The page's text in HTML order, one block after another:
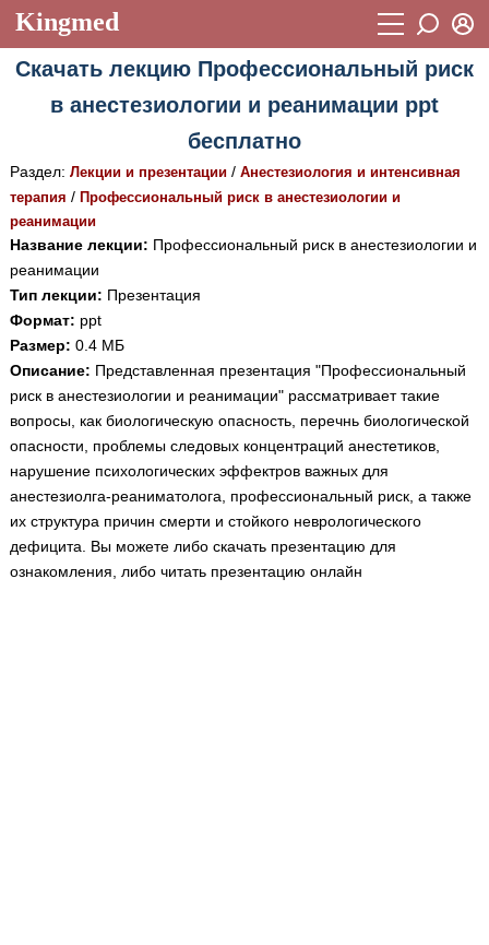
Kingmed
Учебный материал
Видеогалерея 899
Истории болезней 1268
Лекции и презентации 2474
Аккредитационные тесты
Методические рекомендации
Научно-популярное
Статьи
Новости (244)
Медицинская стандартизация
Нормативы экстренной и неотложной помощи
Нормы лабораторных и инструментальных
Восстановить пароль
Регистрация
Скачать лекцию Профессиональный риск
в анестезиологии и реанимации ppt
бесплатно
Раздел: Лекции и презентации/ Анестезиология и интенсивная
терапия / Профессиональный риск в анестезиологии и
реанимации
Название лекции: Профессиональный риск в анестезиологии и
реанимации
Тип лекции: Презентация
Формат: ppt
Размер: 0.4 МБ
Описание: Представленная презентация "Профессиональный
риск в анестезиологии и реанимации" рассматривает такие
вопросы, как биологическую опасность, перечнь биологической
опасности, проблемы следовых концентраций анестетиков,
нарушение психологических эффектров важных для
анестезиолга-реаниматолога, профессиональный риск, а также
их структура причин смерти и стойкого неврологического
дефицита. Вы можете либо скачать презентацию для
ознакомления, либо читать презентацию онлайн